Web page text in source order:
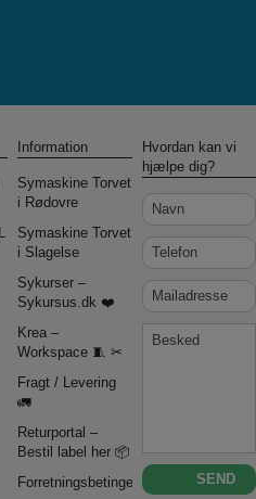
Information
Symaskine Torvet
i Rødovre
Symaskine Torvet
i Slagelse
Sykurser –
Sykursus.dk ❤️
Krea –
Workspace 🧵 ✂
Fragt / Levering
🚛
Returportal –
Bestil label her 📦
Forretningsbetingelser
Hvordan kan vi
hjælpe dig?
Navn
Telefon
Mailadresse